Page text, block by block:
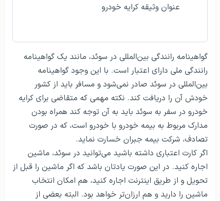
عنوان وثیقه کرایه خودرو
گواهینامه رانندگی بین‌المللی در سوئد، مانند یک گواهینامه
رانندگی ملی دارای اعتبار است. با این وجود گواهینامه
بین‌المللی در سوئد صادر نمی‌شود و مسافر باید از کشور
خودش آن را دریافت کند. نکته مهمی که متقاضی برای کرایه
خودرو در سفر به سوئد باید به آن توجه کند همراه بودن
مدارک مربوط به بیمه خودرو با خودرو است، که در صورت
تصادف، شرکت بیمه جبران خسارت نماید.
اگر کارت اعتباری داشته باشید می‌توانید در سوئد، ماشین
اجاره کنید. در این صورت یادتان باشد که اگر ماشین را قبل از
تحویل و از طریق اینترنت اجاره کنید، هم امکان انتخاب
ماشین را دارید و هم ارزان‌تر خواهد بود. البته بعضی از